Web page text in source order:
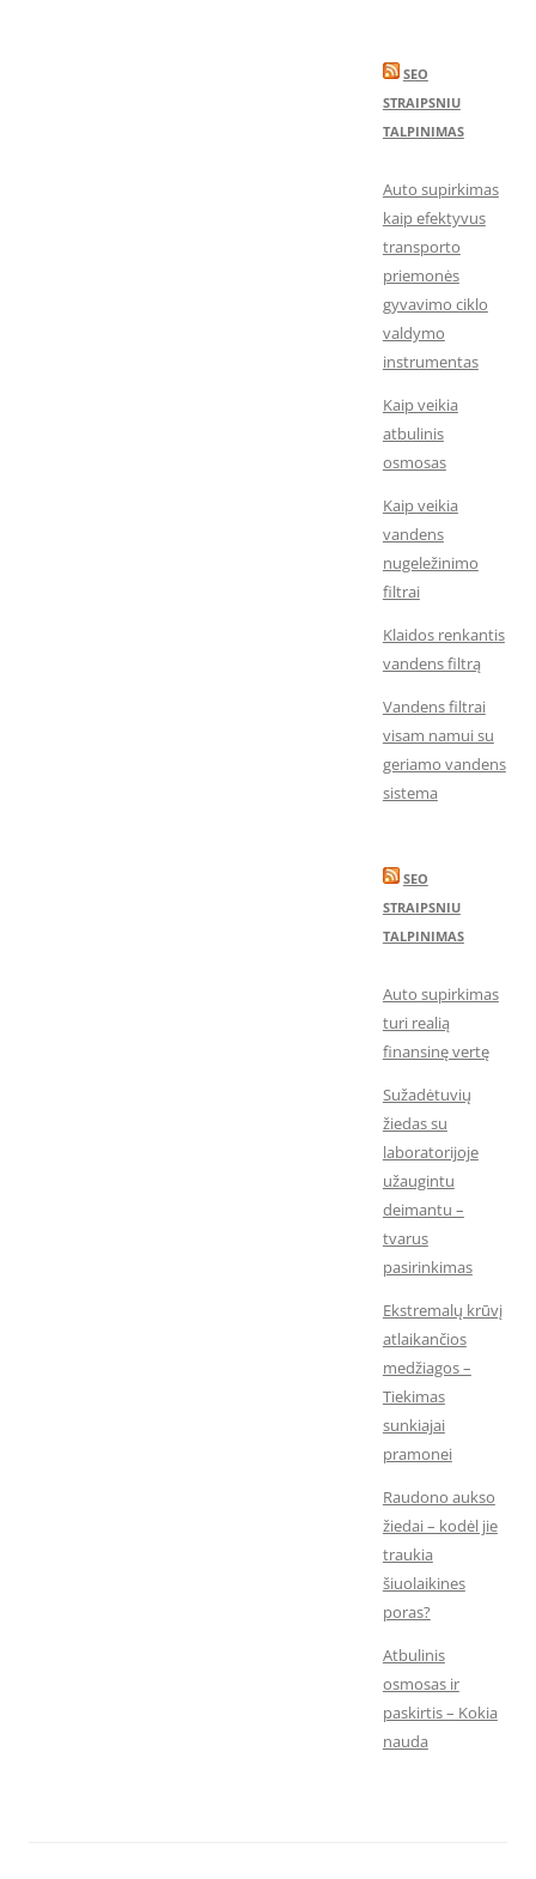
SEO
STRAIPSNIU
TALPINIMAS
Auto supirkimas
kaip efektyvus
transporto
priemonės
gyvavimo ciklo
valdymo
instrumentas
Kaip veikia
atbulinis
osmosas
Kaip veikia
vandens
nugeležinimo
filtrai
Klaidos renkantis
vandens filtrą
Vandens filtrai
visam namui su
geriamo vandens
sistema
SEO
STRAIPSNIU
TALPINIMAS
Auto supirkimas
turi realią
finansinę vertę
Sužadėtuvių
žiedas su
laboratorijoje
užaugintu
deimantu –
tvarus
pasirinkimas
Ekstremalų krūvį
atlaikančios
medžiagos –
Tiekimas
sunkiajai
pramonei
Raudono aukso
žiedai – kodėl jie
traukia
šiuolaikines
poras?
Atbulinis
osmosas ir
paskirtis – Kokia
nauda